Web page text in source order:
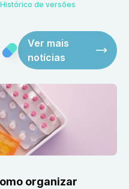
Histórico de versões
Ver mais
notícias
organizar